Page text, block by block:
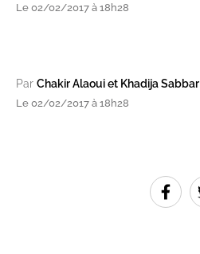
Le 02/02/2017 à 18h28
Par Chakir Alaoui et Khadija Sabbar
Le 02/02/2017 à 18h28